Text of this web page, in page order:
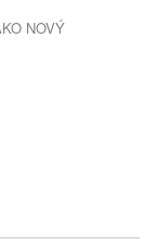
NOVÝ